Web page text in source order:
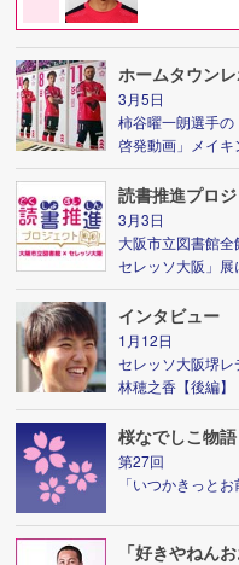
ホームタウン
3月5日
柿谷曜一朗選手
啓発動画」メイキ
読書推進プロ
3月3日
大阪市立図書館
セレッソ大阪」展
インタビュー
1月12日
セレッソ大阪堺レ
林穂之香【後編】
桜なでしこ物語
第27回
「いつかきっと
「好きやねん